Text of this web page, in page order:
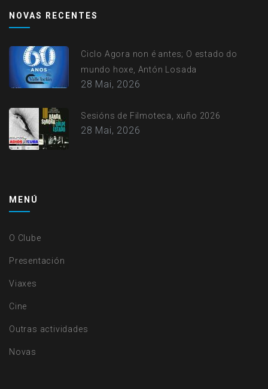
account
menu
NOVAS RECENTES
Ciclo Agora non é antes; O estado do
mundo hoxe, Antón Losada
28 Mai, 2026
Sesións de Filmoteca, xuño 2026
28 Mai, 2026
MENÚ
O Clube
Presentación
Viaxes
Cine
Outras actividades
Novas